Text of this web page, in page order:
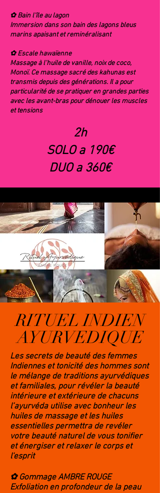
✿ Bain l'île au lagon
Immersion dans son bain des lagons bleus
marins apaisant et reminéralisant
✿ Escale hawaïenne
Massage à l'huile de vanille, noix de coco,
Monoï. Ce massage sacré des kahunas est
transmis depuis des générations. Il a pour
particularité de se pratiquer en grandes parties
avec les avant-bras pour dénouer les muscles
et tensions
2h
SOLO a 190€
DUO a 360€
RITUEL INDIEN
AYURVEDIQUE
Les secrets de beauté des femmes
Indiennes et tonicité des hommes sont
le mélange de traditions ayurvédiques
et familiales, pour révéler la beauté
intérieure et extérieure de chacuns
l’ayurvéda utilise avec bonheur les
huiles de massage et les huiles
essentielles permettra de revéler
votre beauté naturel de vous tonifier
et énergiser et relaxer le corps et
l'esprit
✿ Gommage AMBRE ROUGE
Exfoliation en profondeur de la peau